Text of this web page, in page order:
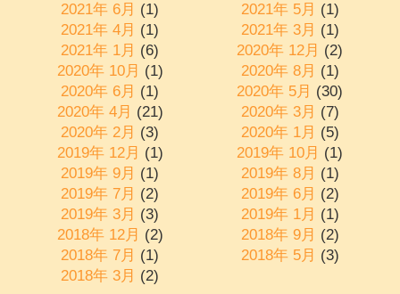
2021年 6月 (1) 2021年 5月 (1)
2021年 4月 (1) 2021年 3月 (1)
2021年 1月 (6) 2020年 12月 (2)
2020年 10月 (1) 2020年 8月 (1)
2020年 6月 (1) 2020年 5月 (30)
2020年 4月 (21) 2020年 3月 (7)
2020年 2月 (3) 2020年 1月 (5)
2019年 12月 (1) 2019年 10月 (1)
2019年 9月 (1) 2019年 8月 (1)
2019年 7月 (2) 2019年 6月 (2)
2019年 3月 (3) 2019年 1月 (1)
2018年 12月 (2) 2018年 9月 (2)
2018年 7月 (1) 2018年 5月 (3)
2018年 3月 (2)